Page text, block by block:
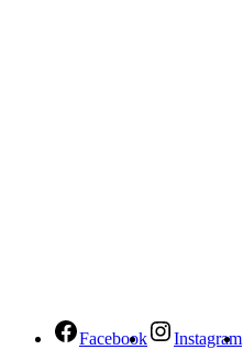
Facebook Instagram